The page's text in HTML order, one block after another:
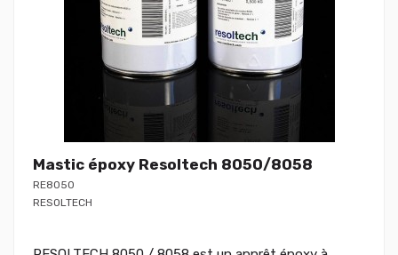
Mastic époxy Resoltech 8050/8058
RE8050
RESOLTECH